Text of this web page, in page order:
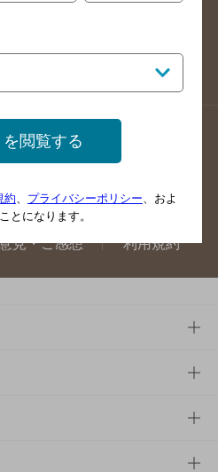
店舗情報更新方法のご案内
様ログイン
見・ご感想 利用規約
閲覧する
約 プライバシーポリシー 、およ
とになります。